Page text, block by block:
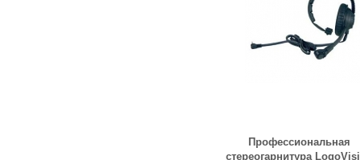
Профессиональная
стереогарнитура